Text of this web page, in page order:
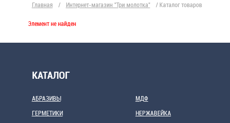
Главная / Интернет-магазин "Три молотка" / Каталог товаров
Элемент не найден
КАТАЛОГ
АБРАЗИВЫ
ГЕРМЕТИКИ
МДФ
НЕРЖАВЕЙКА